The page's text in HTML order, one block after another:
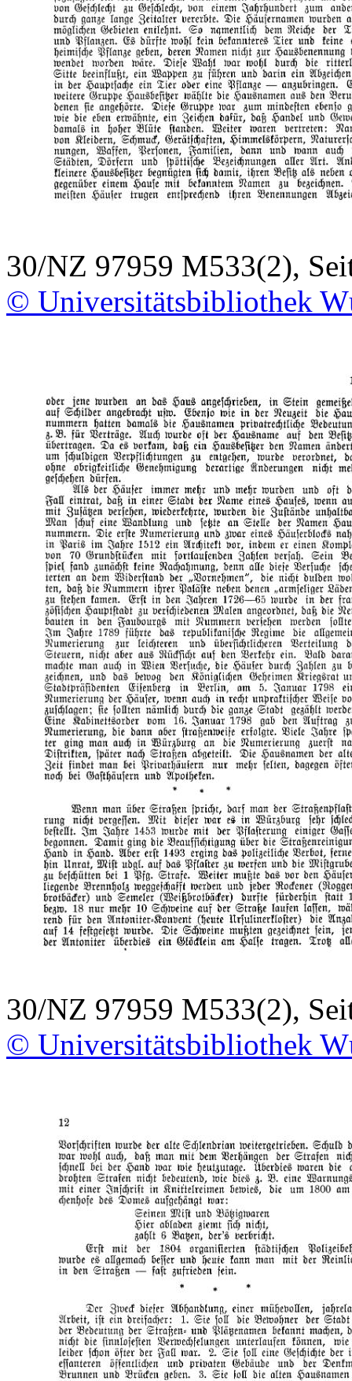
30/NZ 97959 M533(2),
© Universitätsbibliothek
30/NZ 97959 M533(2),
© Universitätsbibliothek